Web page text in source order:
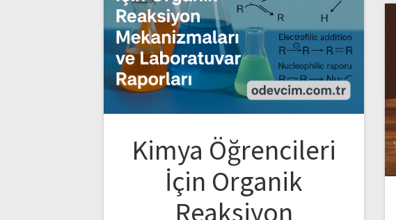
Kimya Öğrencileri
İçin Organik
Reaksiyon